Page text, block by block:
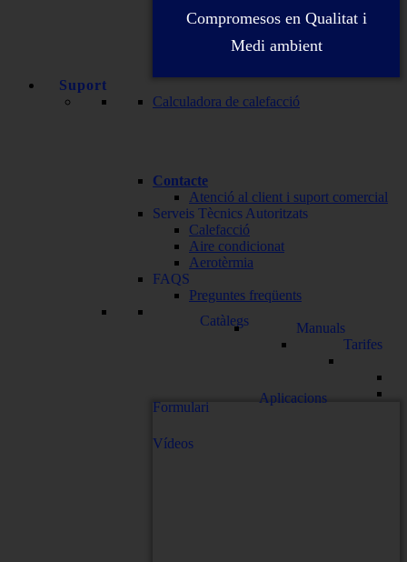
Compromesos en Qualitat i
Medi ambient
Suport
Calculadora de calefacció
Contacte
Atenció al client i suport comercial
Serveis Tècnics Autoritzats
Calefacció
Aire condicionat
Aerotèrmia
FAQS
Preguntes freqüents
Catàlegs
Manuals
Tarifes
Formulari
Aplicacions
Vídeos